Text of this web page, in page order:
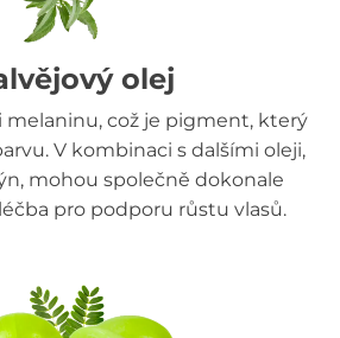
olej
melaninu, což je pigment, který
V kombinaci s dalšími oleji,
mohou společně dokonale
pro podporu růstu vlasů.